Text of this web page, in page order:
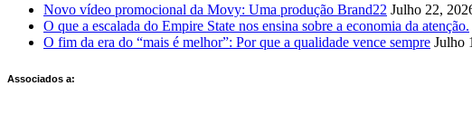
Novo vídeo promocional da Movy: Uma produção Brand22 Julho 22,
O que a escalada do Empire State nos ensina sobre a economia da atenção.
O fim da era do “mais é melhor”: Por que a qualidade vence sempre Julho
Associados a: